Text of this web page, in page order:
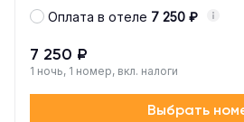
Оплата в отеле 7 250 ₽
7 250 ₽
1 ночь, 1 номер, вкл. налоги
Выбрать